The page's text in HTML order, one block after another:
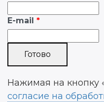
E-mail
Нажимая на кнопку
согласие на